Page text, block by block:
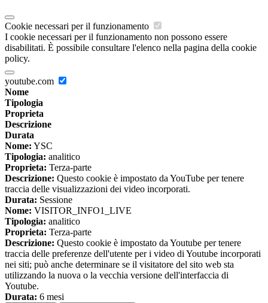
Cookie necessari per il funzionamento
I cookie necessari per il funzionamento non possono essere
disabilitati. È possibile consultare l'elenco nella pagina della cookie
policy.
youtube.com
Nome
Tipologia
Proprieta
Descrizione
Durata
Nome: YSC
Tipologia: analitico
Proprieta: Terza-parte
Descrizione: Questo cookie è impostato da YouTube per tenere
traccia delle visualizzazioni dei video incorporati.
Durata: Sessione
Nome: VISITOR_INFO1_LIVE
Tipologia: analitico
Proprieta: Terza-parte
Descrizione: Questo cookie è impostato da Youtube per tenere
traccia delle preferenze dell'utente per i video di Youtube incorporati
nei siti; può anche determinare se il visitatore del sito web sta
utilizzando la nuova o la vecchia versione dell'interfaccia di
Youtube.
Durata: 6 mesi